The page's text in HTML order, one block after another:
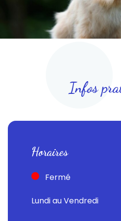
Infos
Horaires
Fermé
Lundi au Vendredi